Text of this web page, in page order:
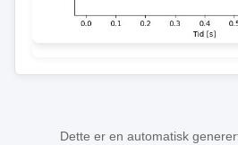
Dette er en automatisk